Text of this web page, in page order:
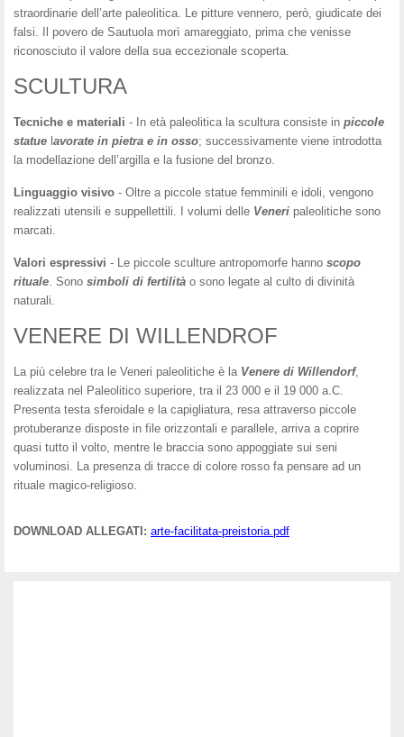
straordinarie dell’arte paleolitica. Le pitture vennero, però, giudicate dei
falsi. Il povero de Sautuola morì amareggiato, prima che venisse
riconosciuto il valore della sua eccezionale scoperta.
SCULTURA
Tecniche e materiali - In età paleolitica la scultura consiste in piccole
statue avorate in pietra e in osso; successivamente viene introdotta
la modellazione dell’argilla e la fusione del bronzo.
Linguaggio visivo - Oltre a piccole statue femminili e idoli, vengono
realizzati utensili e suppellettili. I volumi delle Veneri paleolitiche sono
marcati.
Valori espressivi - Le piccole sculture antropomorfe hanno scopo
rituale. Sono simboli di fertilità o sono legate al culto di divinità
naturali.
VENERE DI WILLENDROF
La più celebre tra le Veneri paleolitiche è la Venere di Willendorf,
realizzata nel Paleolitico superiore, tra il 23 000 e il 19 000 a.C.
Presenta testa sferoidale e la capigliatura, resa attraverso piccole
protuberanze disposte in file orizzontali e parallele, arriva a coprire
quasi tutto il volto, mentre le braccia sono appoggiate sui seni
voluminosi. La presenza di tracce di colore rosso fa pensare ad un
rituale magico-religioso.
DOWNLOAD ALLEGATI: arte-facilitata-preistoria.pdf